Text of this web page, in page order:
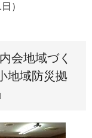
）
会地域づく
地域防災拠